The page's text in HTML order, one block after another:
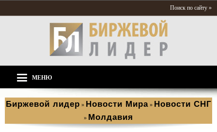
Поиск по сайту »
МЕНЮ
Биржевой лидер » Новости Мира » Новости СНГ
» Молдавия